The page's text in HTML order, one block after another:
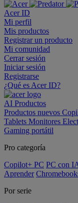
Acer ID
Mi perfil
Mis productos
Registrar un producto
Mi comunidad
Cerrar sesión
Iniciar sesión
Registrarse
¿Qué es Acer ID?
AI Productos
Productos nuevos
Tablets Monitores
Gaming portátil
Pro categoría
Copilot+ PC PC con
Aprender
Por serie